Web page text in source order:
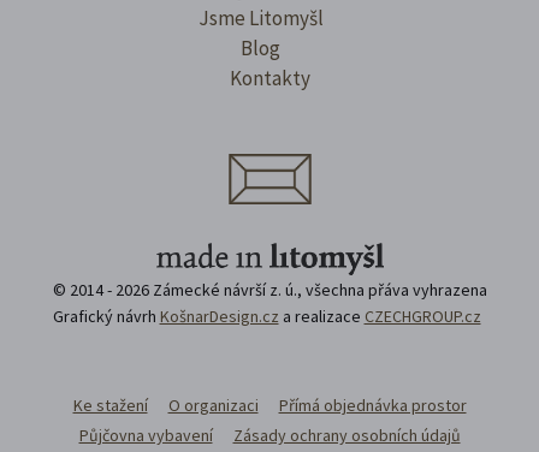
Jsme Litomyšl
Blog
Kontakty
© 2014 - 2026 Zámecké návrší z. ú., všechna přáva vyhrazena
Grafický návrh KošnarDesign.cz a realizace CZECHGROUP.cz
Ke stažení O organizaci
Přímá objednávka prostor
Půjčovna vybavení
Zásady ochrany osobních údajů